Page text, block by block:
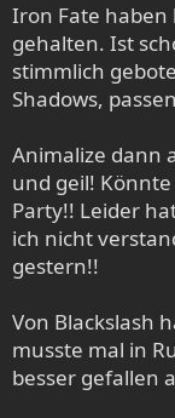
Iron Fate haben
gehalten. Ist
stimmlich
Shadows,
Animalize dann
und geil!
Party!! Leider
ich nicht
gestern!!
Von Blackslash
musste mal in
besser gefallen